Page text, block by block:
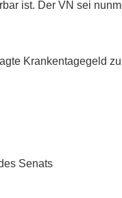
ist. Der VN sei
Krankentagegeld
Senats